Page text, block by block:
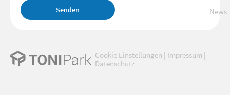
Senden
News
Cookie Einstellungen | Impressum |
Datenschutz